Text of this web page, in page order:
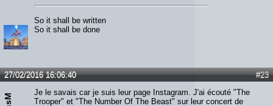
So it shall be written
So it shall be done
#23
27/02/2016 16:06:40
Je le savais car je suis leur page Instagram. J'ai écouté "The
Trooper" et "The Number Of The Beast" sur leur concert de